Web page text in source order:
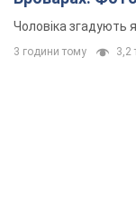
Чоловіка згадують
3 години тому 3,2